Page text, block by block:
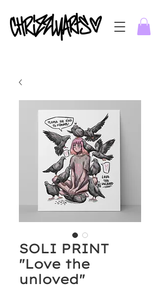
SOLI PRINT
"Love the
unloved"